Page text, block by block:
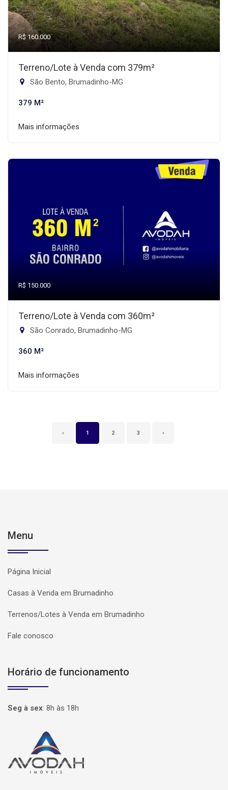
R$ 160.000
Terreno/Lote à Venda com 379m²
São Bento, Brumadinho-MG
379 M²
Mais informações
R$ 150.000
Terreno/Lote à Venda com 360m²
São Conrado, Brumadinho-MG
360 M²
Mais informações
‹ 1 2 3 ›
Menu
Página Inicial
Casas à Venda em Brumadinho
Terrenos/Lotes à Venda em Brumadinho
Fale conosco
Horário de funcionamento
Seg à sex: 8h às 18h
Página inicial